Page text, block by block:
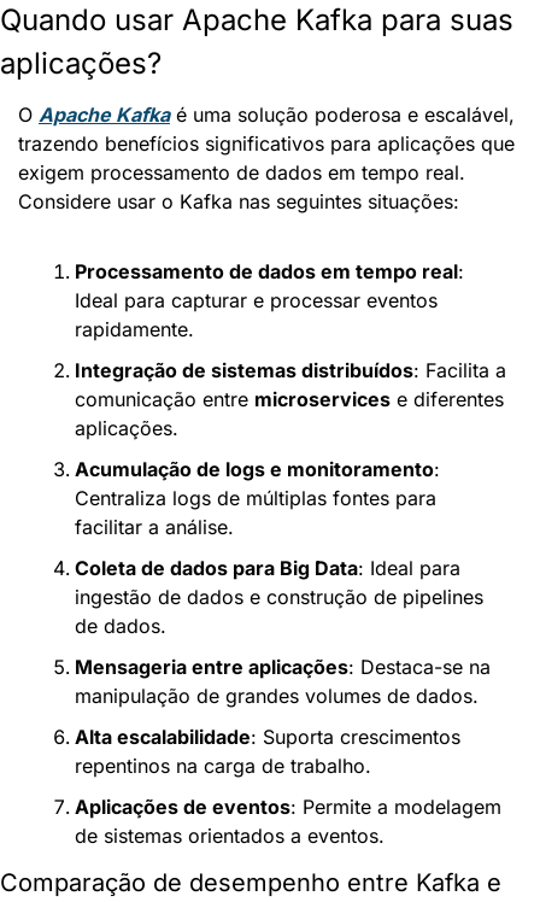
Quando usar Apache Kafka para suas
aplicações?
O Apache Kafka é uma solução poderosa e escalável,
trazendo benefícios significativos para aplicações que
exigem processamento de dados em tempo real.
Considere usar o Kafka nas seguintes situações:
Processamento de dados em tempo real:
Ideal para capturar e processar eventos
rapidamente.
Integração de sistemas distribuídos: Facilita a
comunicação entre microservices e diferentes
aplicações.
Acumulação de logs e monitoramento:
Centraliza logs de múltiplas fontes para
facilitar a análise.
Coleta de dados para Big Data: Ideal para
ingestão de dados e construção de pipelines
de dados.
Mensageria entre aplicações: Destaca-se na
manipulação de grandes volumes de dados.
Alta escalabilidade: Suporta crescimentos
repentinos na carga de trabalho.
Aplicações de eventos: Permite a modelagem
de sistemas orientados a eventos.
Comparação de desempenho entre Kafka e